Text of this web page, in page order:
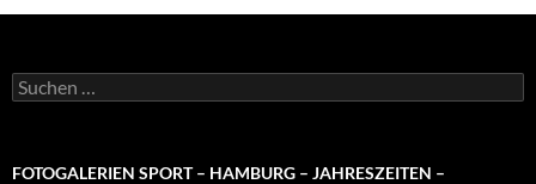
Suchen
nach:
FOTOGALERIEN SPORT – HAMBURG – JAHRESZEITEN –